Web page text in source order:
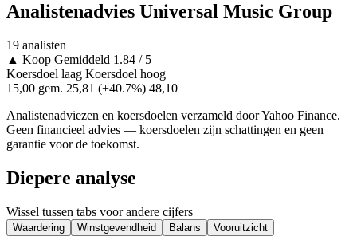
Analistenadvies Universal Music Group
19 analisten
▲ Koop Gemiddeld 1.84 / 5
Koersdoel laag Koersdoel hoog
15,00 gem. 25,81 (+40.7%) 48,10
Analistenadviezen en koersdoelen verzameld door Yahoo Finance.
Geen financieel advies — koersdoelen zijn schattingen en geen
garantie voor de toekomst.
Diepere analyse
Wissel tussen tabs voor andere cijfers
Waardering Winstgevendheid Balans Vooruitzicht